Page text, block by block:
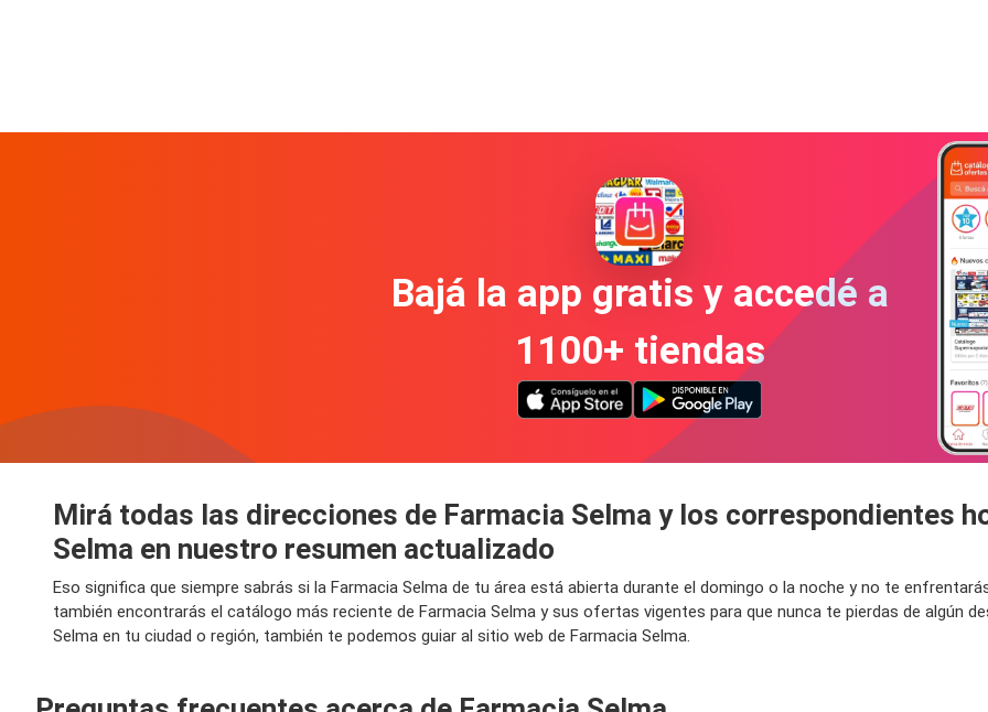
Bajá la app gratis y accedé a
1100+ tiendas
Mirá todas las direcciones de Farmacia Selma y los correspondientes
Selma en nuestro resumen actualizado
Eso significa que siempre sabrás si la Farmacia Selma de tu área está abierta durante el domingo o la noche y no te
también encontrarás el catálogo más reciente de Farmacia Selma y sus ofertas vigentes para que nunca te pierdas de algún
Selma en tu ciudad o región, también te podemos guiar al sitio web de Farmacia Selma.